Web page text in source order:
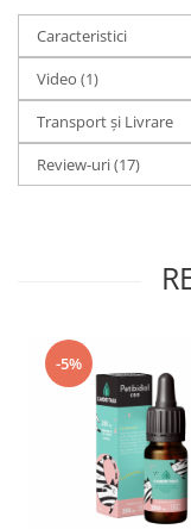
Caracteristici
Video (1)
Transport și Livrare
Review-uri(17)
-5%